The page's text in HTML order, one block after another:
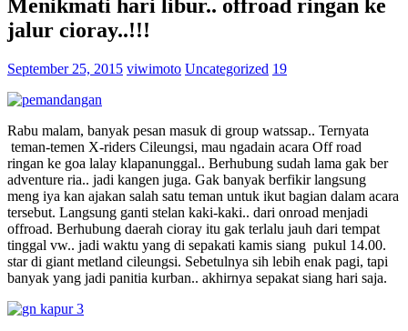
Menikmati hari libur.. offroad ringan ke
jalur cioray..!!!
September 25, 2015 viwimoto Uncategorized 19
Rabu malam, banyak pesan masuk di group watssap.. Ternyata
teman-temen X-riders Cileungsi, mau ngadain acara Off road
ringan ke goa lalay klapanunggal.. Berhubung sudah lama gak ber
adventure ria.. jadi kangen juga. Gak banyak berfikir langsung
meng iya kan ajakan salah satu teman untuk ikut bagian dalam acara
tersebut. Langsung ganti stelan kaki-kaki.. dari onroad menjadi
offroad. Berhubung daerah cioray itu gak terlalu jauh dari tempat
tinggal vw.. jadi waktu yang di sepakati kamis siang pukul 14.00.
star di giant metland cileungsi. Sebetulnya sih lebih enak pagi, tapi
banyak yang jadi panitia kurban.. akhirnya sepakat siang hari saja.